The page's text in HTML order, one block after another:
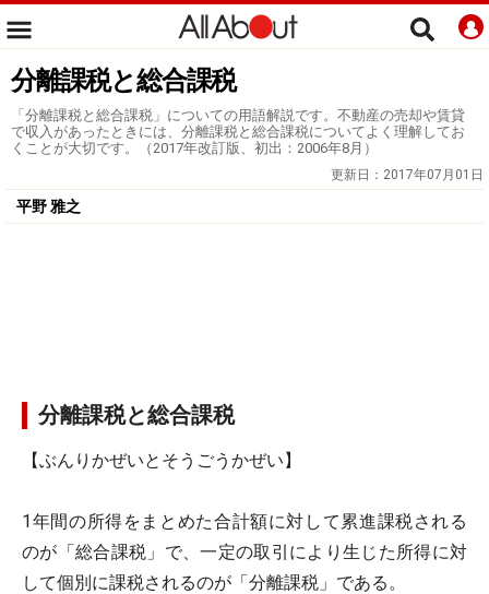
分離課税と総合課税
「分離課税と総合課税」についての用語解説です。不動産の売却や賃貸
で収入があったときには、分離課税と総合課税についてよく理解してお
くことが大切です。（2017年改訂版、初出：2006年8月）
更新日： 2017年07月01日
平野 雅之
分離課税と総合課税
【ぶんりかぜいとそうごうかぜい】
1年間の所得をまとめた合計額に対して累進課税される
のが「総合課税」で、一定の取引により生じた所得に対
して個別に課税されるのが「分離課税」である。